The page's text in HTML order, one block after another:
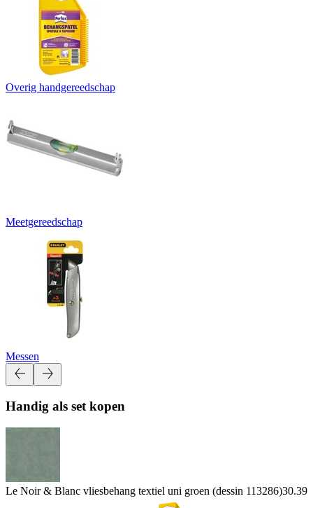
Overig handgereedschap
Meetgereedschap
Messen
Handig als set kopen
Le Noir & Blanc vliesbehang textiel uni groen (dessin 113286)30.39